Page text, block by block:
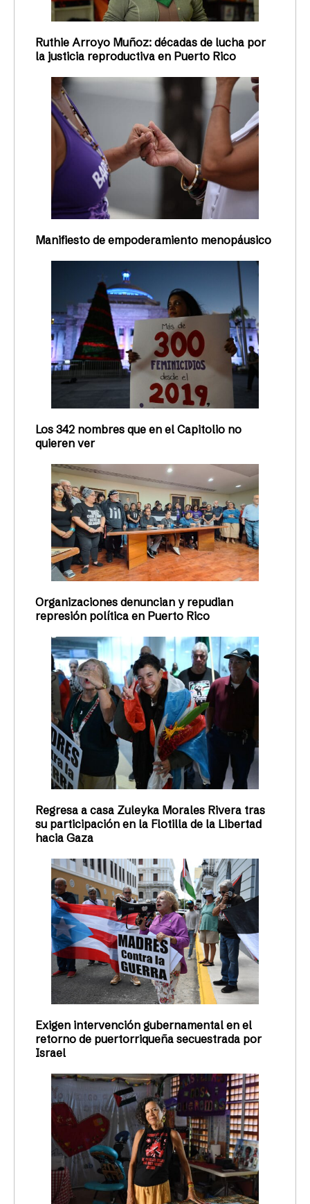
Ruthie Arroyo Muñoz: décadas de lucha por
la justicia reproductiva en Puerto Rico
Manifiesto de empoderamiento menopáusico
Los 342 nombres que en el Capitolio no
quieren ver
Organizaciones denuncian y repudian
represión política en Puerto Rico
Regresa a casa Zuleyka Morales Rivera tras
su participación en la Flotilla de la Libertad
hacia Gaza
Exigen intervención gubernamental en el
retorno de puertorriqueña secuestrada por
Israel